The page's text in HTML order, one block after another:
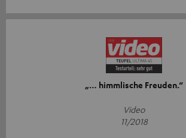
„… himmlische Freuden.“
Video
11/2018